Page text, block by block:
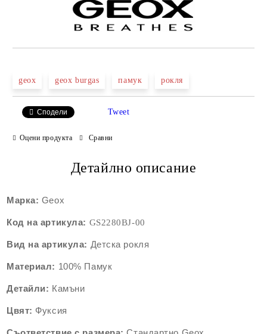
geox geox burgas памук рокля
Сподели Tweet
Оцени продукта Сравни
Детайлно описание
Марка: Geox
Код на артикула: GS2280BJ-00
Вид на артикула: Детскa рокля
Материал: 100% Памук
Детайли: Камъни
Цвят: Фуксия